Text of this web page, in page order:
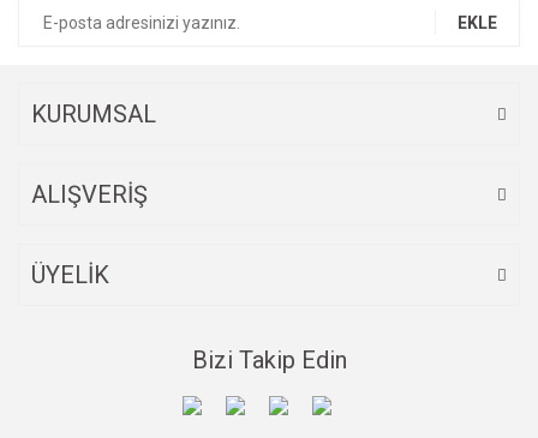
EKLE
KURUMSAL
ALIŞVERİŞ
ÜYELİK
Bizi Takip Edin